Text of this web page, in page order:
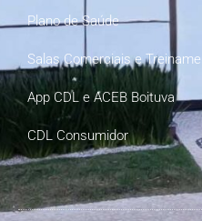
Plano de Saúde
Salas Comerciais e
App CDL e ACEB Boituva
CDL Consumidor